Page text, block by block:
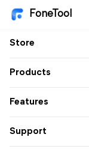
FoneTool
Store
Products
Features
Support